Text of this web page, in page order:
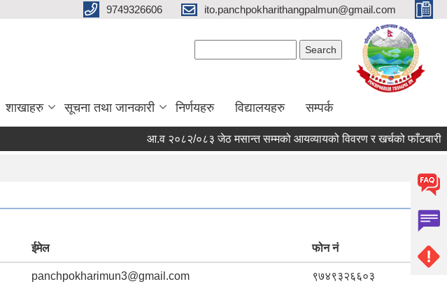
9749326606 ito.panchpokharithangpalmun@gmail.com
शाखाहरु सूचना तथा जानकारी निर्णयहरु विद्यालयहरु सम्पर्क
आ.व २०८२/०८३ जेठ मसान्त सम्मको आयव्यायको विवरण र खर्चको फाँटबारी ।
ईमेल फोन नं
panchpokharimun3@gmail.com ९७४९३२६६०३